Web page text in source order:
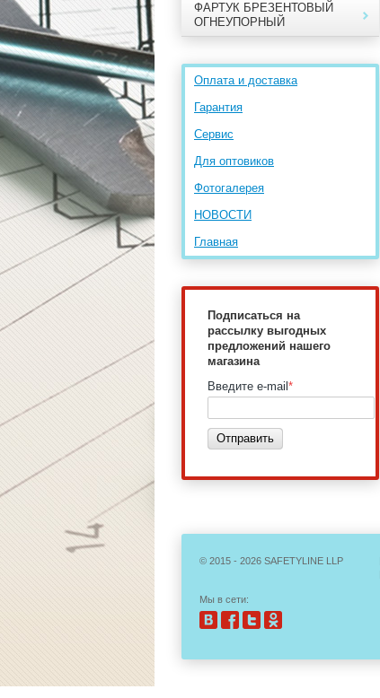
ФАРТУК БРЕЗЕНТОВЫЙ
ОГНЕУПОРНЫЙ
Оплата и доставка
Гарантия
Сервис
Для оптовиков
Фотогалерея
НОВОСТИ
Главная
Подписаться на
рассылку выгодных
предложений нашего
магазина
Введите e-mail *
Отправить
© 2015 - 2026 SAFETYLINE LLP
Мы в сети: